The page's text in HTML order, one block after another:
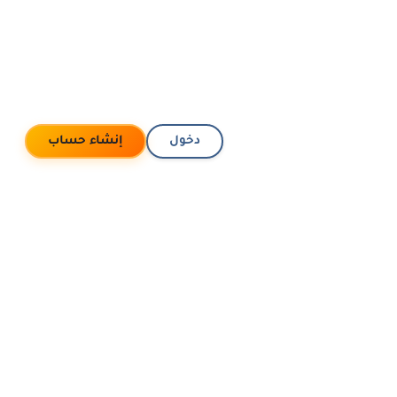
دخول إنشاء حساب